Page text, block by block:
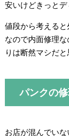
安いけどきっとデ
値段から考える
なので内面修理
りは断然マシだと
パンクの
お店が混んでいな